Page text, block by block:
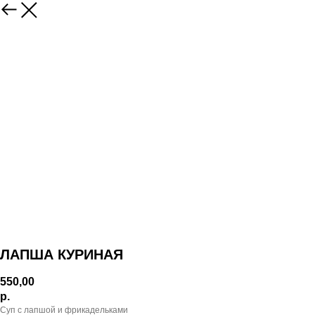
ЛАПША КУРИНАЯ
550,00
р.
Суп с лапшой и фрикадельками